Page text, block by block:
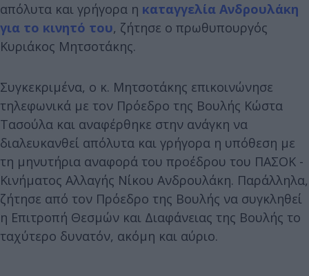
απόλυτα και γρήγορα η καταγγελία Ανδρουλάκη
για το κινητό του, ζήτησε ο πρωθυπουργός
Κυριάκος Μητσοτάκης.
Συγκεκριμένα, ο κ. Μητσοτάκης επικοινώνησε
τηλεφωνικά με τον Πρόεδρο της Βουλής Κώστα
Τασούλα και αναφέρθηκε στην ανάγκη να
διαλευκανθεί απόλυτα και γρήγορα η υπόθεση με
τη μηνυτήρια αναφορά του προέδρου του ΠΑΣΟΚ -
Κινήματος Αλλαγής Νίκου Ανδρουλάκη. Παράλληλα,
ζήτησε από τον Πρόεδρο της Βουλής να συγκληθεί
η Επιτροπή Θεσμών και Διαφάνειας της Βουλής το
ταχύτερο δυνατόν, ακόμη και αύριο.